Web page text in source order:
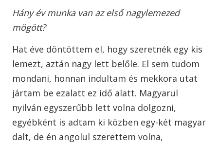
Hány év munka van az első nagylemezed
mögött?
Hat éve döntöttem el, hogy szeretnék egy kis
lemezt, aztán nagy lett belőle. El sem tudom
mondani, honnan indultam és mekkora utat
jártam be ezalatt ez idő alatt. Magyarul
nyilván egyszerűbb lett volna dolgozni,
egyébként is adtam ki közben egy-két magyar
dalt, de én angolul szerettem volna,